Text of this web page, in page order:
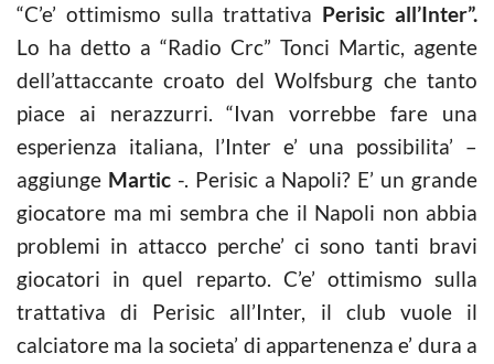
“C’e’ ottimismo sulla trattativa Perisic all’Inter”.
Lo ha detto a “Radio Crc” Tonci Martic, agente
dell’attaccante croato del Wolfsburg che tanto
piace ai nerazzurri. “Ivan vorrebbe fare una
esperienza italiana, l’Inter e’ una possibilita’ –
aggiunge Martic-. Perisic a Napoli? E’ un grande
giocatore ma mi sembra che il Napoli non abbia
problemi in attacco perche’ ci sono tanti bravi
giocatori in quel reparto. C’e’ ottimismo sulla
trattativa di Perisic all’Inter, il club vuole il
calciatore ma la societa’ di appartenenza e’ dura a